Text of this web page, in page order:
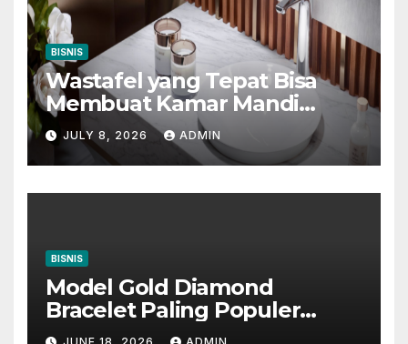
BISNIS
Wastafel yang Tepat Bisa
Membuat Kamar Mandi
Terlihat Lebih Mewah
JULY 8, 2026 ADMIN
BISNIS
Model Gold Diamond
Bracelet Paling Populer
Sebagai Penyempurna